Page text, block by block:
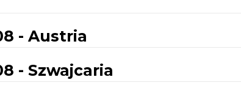
- Austria
- Szwajcaria